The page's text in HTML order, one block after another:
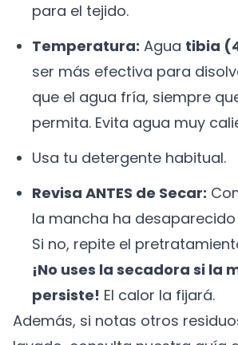
para el tejido.
Temperatura: Agua tibia
ser más efectiva para
que el agua fría, siempre
permita. Evita agua muy
Usa tu detergente habitual.
Revisa ANTES de Secar:
la mancha ha
Si no, repite el
¡No uses la secadora si la
persiste! El calor la fijará.
Además, si notas otros